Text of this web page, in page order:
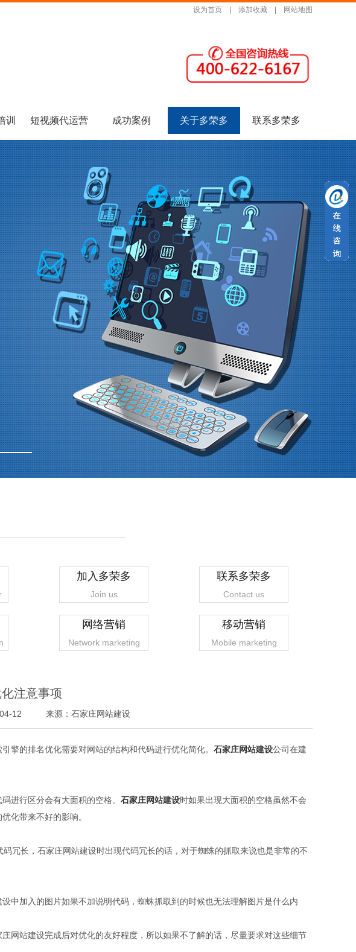
设为首页 添加收藏 网站地图
训 短视频代运营 成功案例 关于多荣多 联系多荣多
4
加入多荣多
Join us
联系多荣多
Contact us
网络营销
Network marketing
移动营销
Mobile marketing
注意事项
12 来源：石家庄网站建设
的排名优化需要对网站的结构和代码进行优化简化。 石家庄网站建设公司在建
进行区分会有大面积的空格。 石家庄网站建设时如果出现大面积的空格虽然不会
化带来不好的影响。
长，石家庄网站建设时出现代码冗长的话，对于蜘蛛的抓取来说也是非常的不
加入的图片如果不加说明代码，蜘蛛抓取到的时候也无法理解图片是什么内
网站建设完成后对优化的友好程度，所以如果不了解的话，尽量要求对这些细节